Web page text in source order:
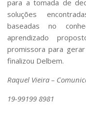
para a tomada de
soluções
baseadas no
aprendizado
promissora para
finalizou Delbem.
Raquel Vieira –
19-99199 8981